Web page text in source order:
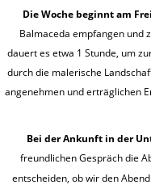
Die Woche beginnt am
Balmaceda empfangen und
dauert es etwa 1 Stunde, um
durch die malerische
angenehmen und erträglichen
Bei der Ankunft in der
freundlichen Gespräch die
entscheiden, ob wir den